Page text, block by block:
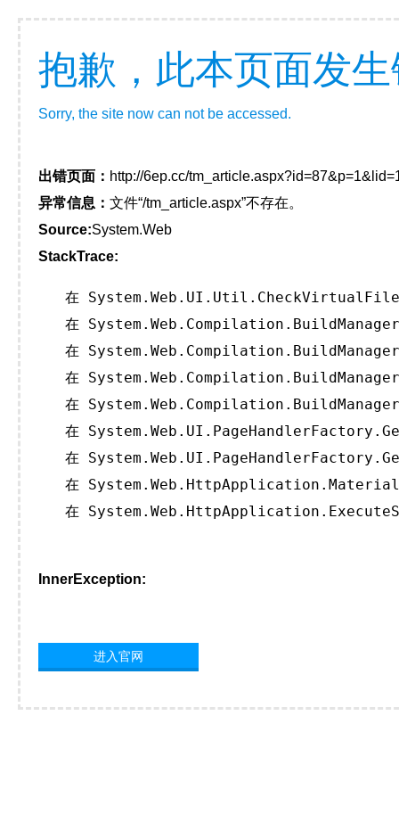
抱歉，此本页面发
Sorry, the site now can not be accessed.
出错页面： http://6ep.cc/
异常信息： 文件“/tm_article.aspx”不存在。
Source:System.Web
StackTrace:
在
在
在
在
在
在
在
在
在
InnerException:
进入官网